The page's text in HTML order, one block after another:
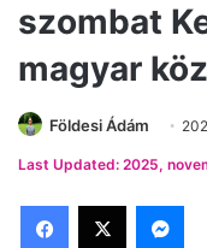
szombat
magyar
Földesi Ádám
Last Updated: 2025,
Facebook
X